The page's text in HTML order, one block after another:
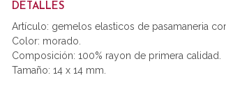
DETALLES
Artículo: gemelos elasticos de pasamaneria
Color: morado.
Composición: 100% rayon de primera calidad.
Tamaño: 14 x 14 mm.